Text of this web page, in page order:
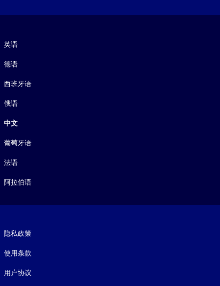
英语
德语
西班牙语
俄语
中文
葡萄牙语
法语
阿拉伯语
隐私政策
使用条款
用户协议